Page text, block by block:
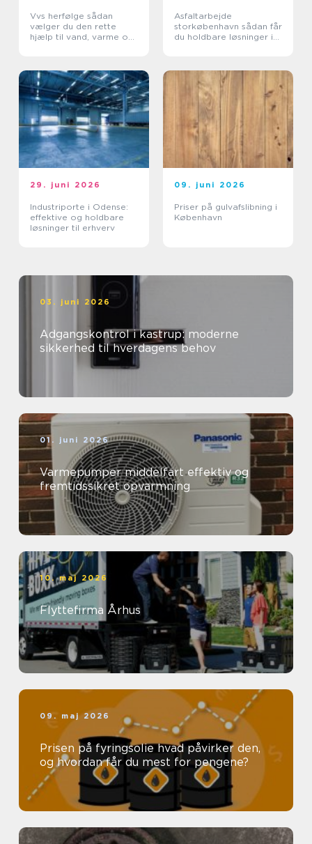
Vvs herfølge sådan
vælger du den rette
hjælp til vand, varme og
Asfaltarbejde
storkøbenhavn sådan får
du holdbare løsninger i
29. juni 2026
Industriporte i Odense:
effektive og holdbare
løsninger til erhverv
09. juni 2026
Priser på gulvafslibning i
København
03. juni 2026
Adgangskontrol i kastrup: moderne
sikkerhed til hverdagens behov
01. juni 2026
Varmepumper middelfart effektiv og
fremtidssikret opvarmning
10. maj 2026
Flyttefirma Århus
09. maj 2026
Prisen på fyringsolie hvad påvirker den,
og hvordan får du mest for pengene?